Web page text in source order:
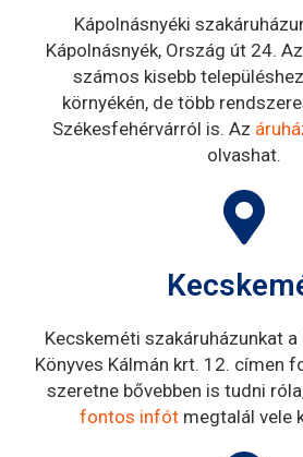
Kápolnásnyéki
Kápolnásnyék, Ország út 24.
számos kisebb
környékén, de több
Székesfehérvárról is. Az
olvashat.
Kecskeméti szakáruházunkat
Könyves Kálmán krt. 12. címen
szeretne bővebben is tudni
fontos infótmegtalál vele